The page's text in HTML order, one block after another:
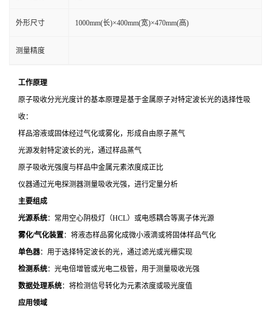
外形尺寸 1000mm(长)×400mm(宽)×470mm(高)
测量精度
工作原理
原子吸收分光光度计的基本原理是基于金属原子对特定波长光的选择性吸
收：
样品溶液或固体经过气化或雾化，形成自由原子蒸气
光源发射特定波长的光，通过样品蒸气
原子吸收光强度与样品中金属元素浓度成正比
仪器通过光电探测器测量吸收光强，进行定量分析
主要组成
光源系统：常用空心阴极灯（HCL）或电感耦合等离子体光源
雾化/气化装置：将液态样品雾化成微小液滴或将固体样品气化
单色器：用于选择特定波长的光，通过滤光或光栅实现
检测系统：光电倍增管或光电二极管，用于测量吸收光强
数据处理系统：将检测信号转化为元素浓度或吸光度值
应用领域